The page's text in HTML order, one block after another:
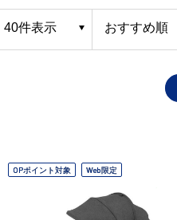
OPポイント対象 Web限定